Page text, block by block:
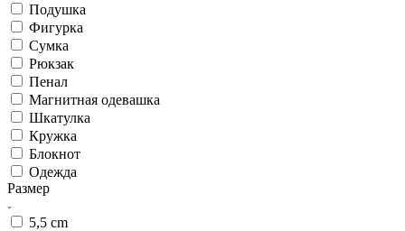
Подушка
Фигурка
Сумка
Рюкзак
Пенал
Магнитная одевашка
Шкатулка
Кружка
Блокнот
Одежда
Размер
5,5 cm